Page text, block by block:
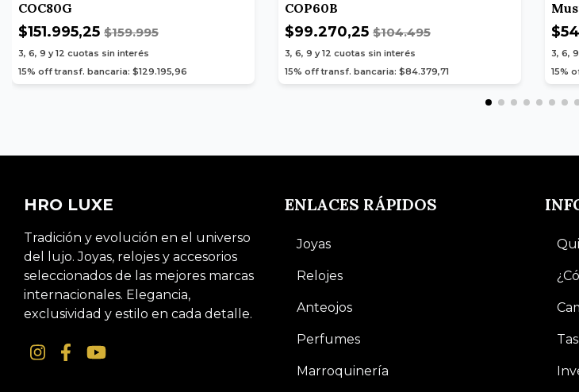
COC80G
$151.995,25 $159.995
3, 6, 9 y 12 cuotas sin interés
15% off transf. bancaria: $129.195,96
COP60B
$99.270,25 $104.495
3, 6, 9 y 12 cuotas sin interés
15% off transf. bancaria: $84.379,71
3, 6,
15%
HRO LUXE
Tradición y evolución en el universo
del lujo. Joyas, relojes y accesorios
seleccionados de las mejores marcas
internacionales. Elegancia,
exclusividad y estilo en cada detalle.
ENLACES RÁPIDOS
Joyas
Relojes
Anteojos
Perfumes
Marroquinería